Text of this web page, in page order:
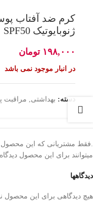
کرم ضد آفتاب
ژنوبایوتیک SPF50
۱۹۸,۰۰۰ تومان
در انبار موجود نمی باشد
دسته: بهداشتی, مراقبت
دیدگاهها
هیچ دیدگاهی برای این
.فقط مشتریانی که این محصول
میتوانند برای این محصول